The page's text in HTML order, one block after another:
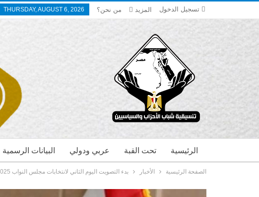
تسجيل الدخول THURSDAY, AUGUST 6, 2026 من نحن؟ المزيد
البيانات الرسمية عربي ودولي تحت القبة الرئيسية
الصفحة الرئيسية الأخبار بدء التصويت اليوم الثاني لانتخابات مجلس النواب 2025 بسفارة مصر في نيوزيلندا